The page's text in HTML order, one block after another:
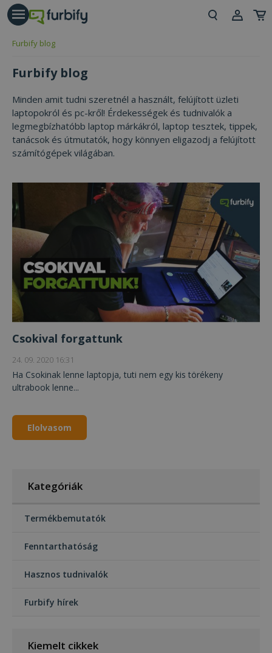
Furbify blog
Furbify blog
Minden amit tudni szeretnél a használt, felújított üzleti
laptopokról és pc-kről! Érdekességek és tudnivalók a
legmegbízhatóbb laptop márkákról, laptop tesztek, tippek,
tanácsok és útmutatók, hogy könnyen eligazodj a felújított
számítógépek világában.
Csokival forgattunk
24. 09. 2020 16:31
Ha Csokinak lenne laptopja, tuti nem egy kis törékeny
ultrabook lenne...
Elolvasom
Kategóriák
Termékbemutatók
Fenntarthatóság
Hasznos tudnivalók
Furbify hírek
Kiemelt cikkek
gomb